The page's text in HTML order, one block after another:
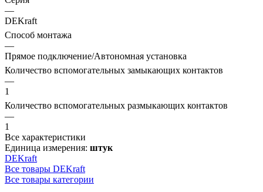
—
DEKraft
Способ монтажа
—
Прямое подключение/Автономная установка
Количество вспомогательных замыкающих контактов
—
1
Количество вспомогательных размыкающих контактов
—
1
Все характеристики
Единица измерения: штук
DEKraft
Все товары DEKraft
Все товары категории